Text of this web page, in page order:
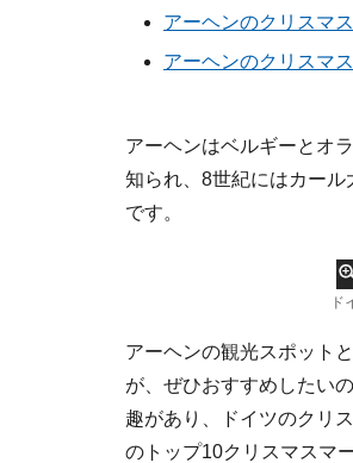
アーヘンのクリスマ
アーヘンのクリスマ
アーヘンはベルギーとオ
知られ、8世紀にはカー
です。
ド
アーヘンの観光スポット
が、ぜひおすすめしたい
趣があり、ドイツのクリ
のトップ10クリスマスマ